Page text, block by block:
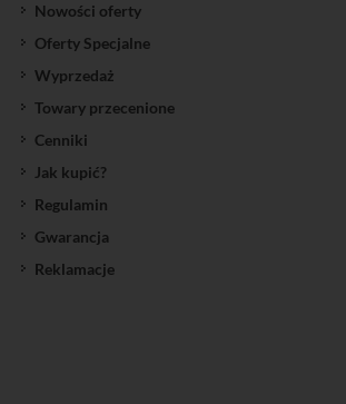
Nowości oferty
Oferty Specjalne
Wyprzedaż
Towary przecenione
Cenniki
Jak kupić?
Regulamin
Gwarancja
Reklamacje